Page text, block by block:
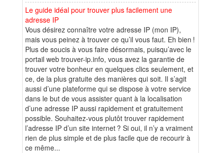
Le guide idéal pour trouver plus facilement une
adresse IP
Vous désirez connaître votre adresse IP (mon IP),
mais vous peinez à trouver ce qu’il vous faut. Eh bien !
Plus de soucis à vous faire désormais, puisqu’avec le
portail web trouver-ip.info, vous avez la garantie de
trouver votre bonheur en quelques clics seulement, et
ce, de la plus gratuite des manières qui soit. Il s’agit
aussi d’une plateforme qui se dispose à votre service
dans le but de vous assister quant à la localisation
d’une adresse IP aussi rapidement et gratuitement
possible. Souhaitez-vous plutôt trouver rapidement
l’adresse IP d’un site internet ? Si oui, il n’y a vraiment
rien de plus simple et de plus facile que de recourir à
ce même...